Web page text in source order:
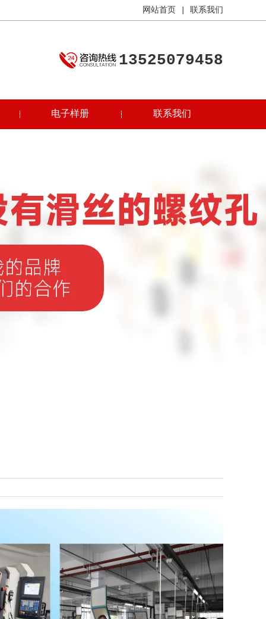
网站首页 联系我们
13525079458
电子样册 联系我们